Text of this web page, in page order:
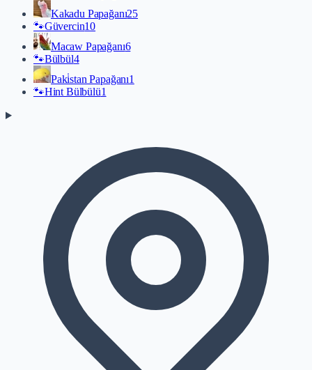
Kakadu Papağanı25
🐾Güvercin10
Macaw Papağanı6
🐾Bülbül4
Paki̇stan Papağanı1
🐾Hint Bülbülü1